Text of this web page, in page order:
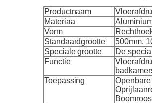
Productnaam
Materiaal
Vorm
Standaardgrootte
500mm,
Speciale grootte
De
Functie
Toepassing